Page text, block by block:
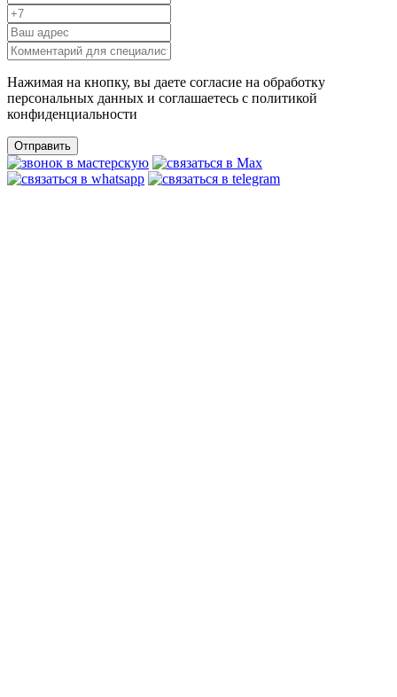
Нажимая на кнопку, вы даете согласие на обработку
персональных данных и соглашаетесь c политикой
конфиденциальности
Отправить